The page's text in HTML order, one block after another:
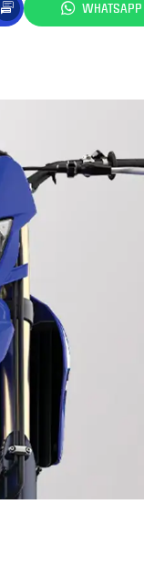
WHATSAPP